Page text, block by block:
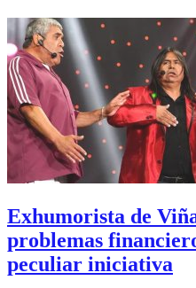
Exhumorista de
problemas
peculiar iniciativa